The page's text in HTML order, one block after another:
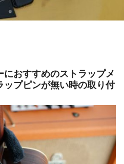
おすすめのストラップメ
ップピンが無い時の取り付